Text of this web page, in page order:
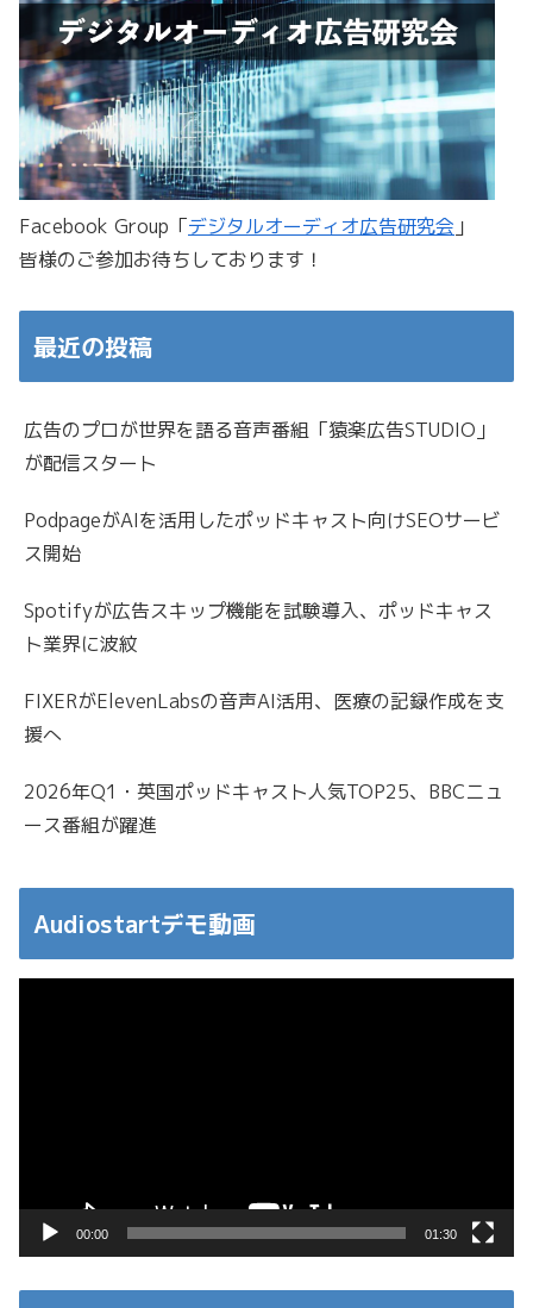
Facebook Group「デジタルオーディオ広告研究会 」
皆様のご参加お待ちしております！
最近の投稿
広告のプロが世界を語る音声番組「猿楽広告STUDIO」
が配信スタート
PodpageがAIを活用したポッドキャスト向けSEOサービ
ス開始
Spotifyが広告スキップ機能を試験導入、ポッドキャス
ト業界に波紋
FIXERがElevenLabsの音声AI活用、医療の記録作成を支
援へ
2026年Q1・英国ポッドキャスト人気TOP25、BBCニュ
ース番組が躍進
Audiostartデモ動画
00:00 01:30